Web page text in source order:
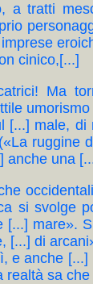
a tratti
cinico,[...]
Ma
[...] male,
ruggine
una
si svolge
[...] mare».
[...] di
e anche
sa